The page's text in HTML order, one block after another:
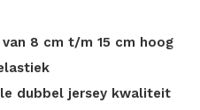
8 cm t/m 15 cm hoog
dubbel jersey kwaliteit